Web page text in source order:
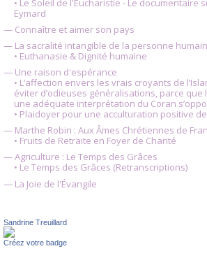
• Le Soleil de l'Eucharistie - Le documentaire
Eymard
— Connaître et aimer son pays
— La sacralité intangible de la personne
• Euthanasie & Dignité humaine
— Une raison d'espérance
• L’affection envers les vrais croyants de
éviter d’odieuses généralisations, parce que
une adéquate interprétation du Coran
• Plaidoyer pour une acculturation positive
— Marthe Robin : Aux Âmes Chrétiennes de
• Fruits de Retraite en Foyer de Charité
— Agriculture : Le Temps des Grâces
• Le Temps des Grâces (Retranscriptions)
— La Joie de l'Évangile
Sandrine Treuillard
Créez votre badge